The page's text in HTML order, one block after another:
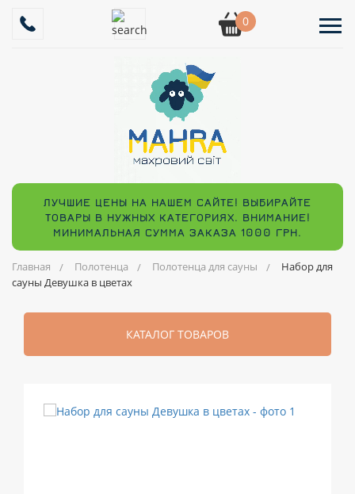
0
ЛУЧШИЕ ЦЕНЫ НА НАШЕМ САЙТЕ! ВЫБИРАЙТЕ
ТОВАРЫ В НУЖНЫХ КАТЕГОРИЯХ. ВНИМАНИЕ!
МИНИМАЛЬНАЯ СУММА ЗАКАЗА 1000 ГРН.
Главная Полотенца Полотенца для сауны
Набор для
сауны Девушка в цветах
КАТАЛОГ ТОВАРОВ